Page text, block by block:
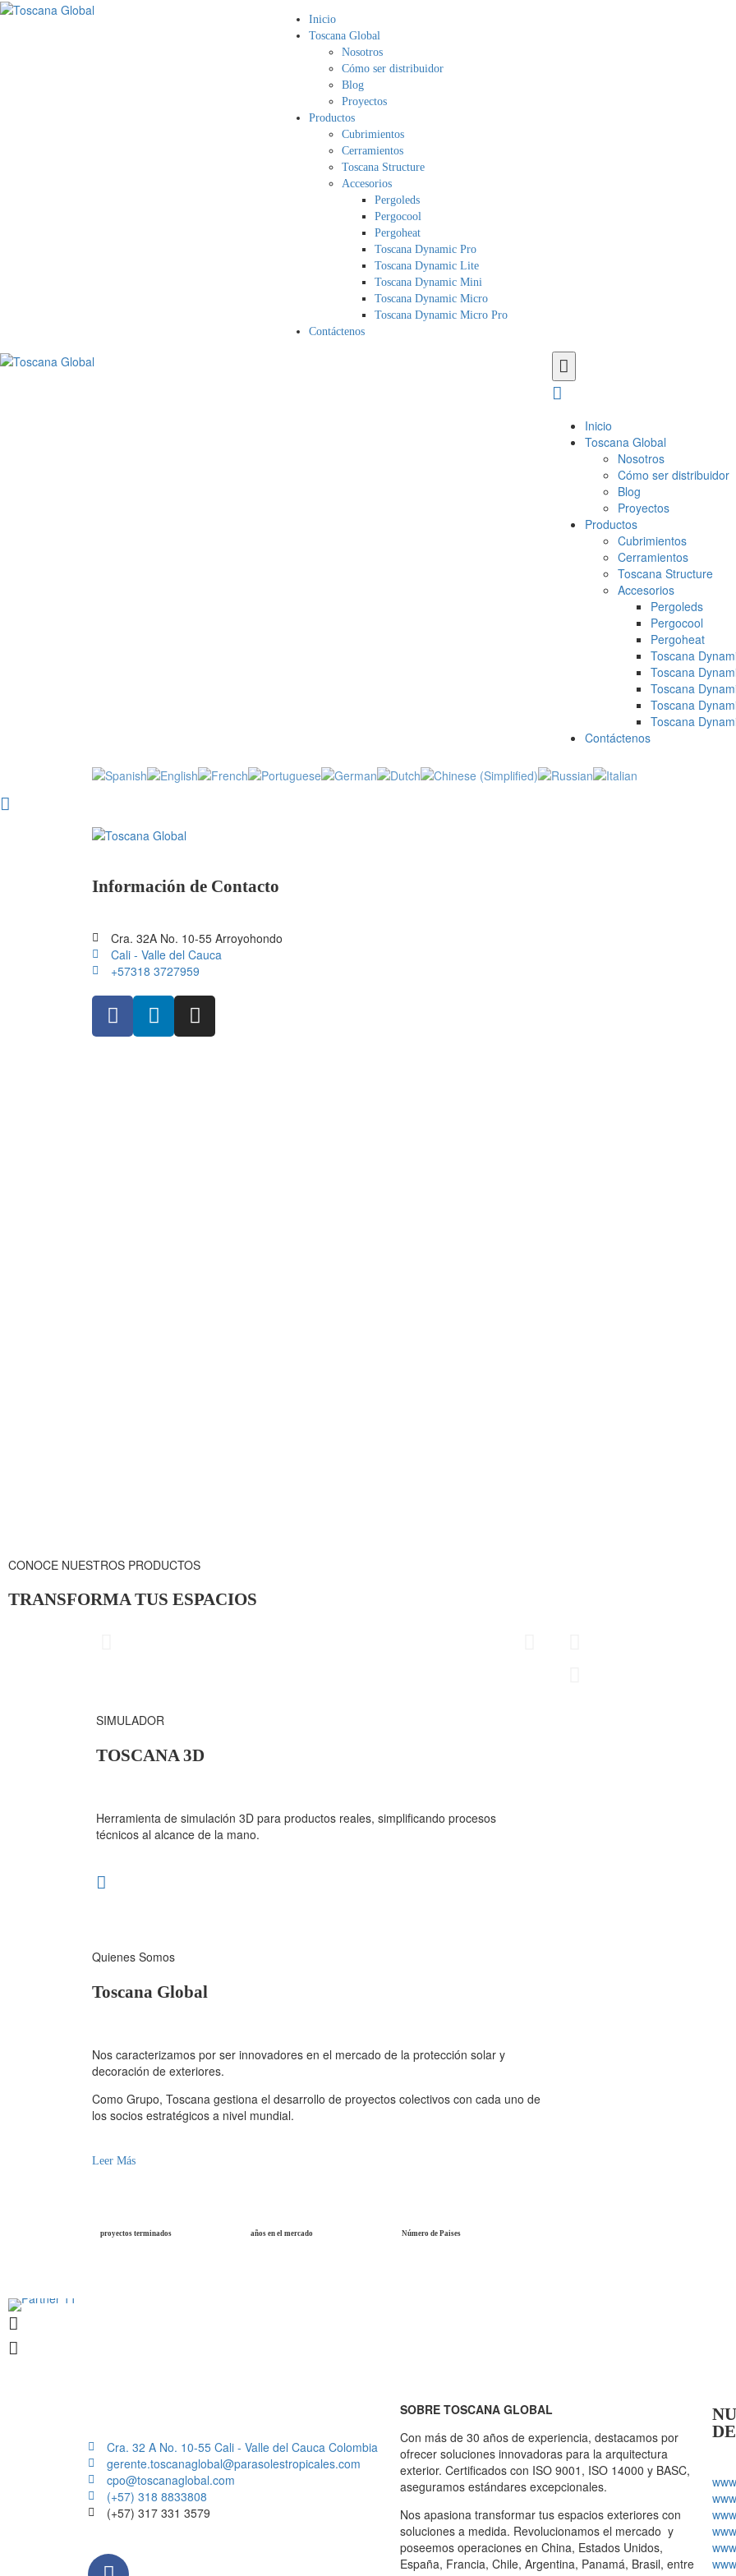
Inicio
Toscana Global
Nosotros
Cómo ser distribuidor
Blog
Proyectos
Productos
Cubrimientos
Cerramientos
Toscana Structure
Accesorios
Pergoleds
Pergocool
Pergoheat
Toscana Dynamic Pro
Toscana Dynamic Lite
Toscana Dynamic Mini
Toscana Dynamic Micro
Toscana Dynamic Micro Pro
Contáctenos
Inicio
Toscana Global
Nosotros
Cómo ser distribuidor
Blog
Proyectos
Productos
Cubrimientos
Cerramientos
Toscana Structure
Accesorios
Pergoleds
Pergocool
Pergoheat
Toscana
Toscana
Toscana
Toscana
Toscana
Contáctenos
Información de Contacto
Cra. 32A No. 10-55 Arroyohondo
Cali - Valle del Cauca
+57318 3727959
CONOCE NUESTROS PRODUCTOS
TRANSFORMA TUS ESPACIOS
SIMULADOR
TOSCANA 3D
Herramienta de simulación 3D para productos reales, simplificando procesos
técnicos al alcance de la mano.
Quienes Somos
Toscana Global
Nos caracterizamos por ser innovadores en el mercado de la protección solar y
decoración de exteriores.
Como Grupo, Toscana gestiona el desarrollo de proyectos colectivos con cada uno de
los socios estratégicos a nivel mundial.
Leer Más
proyectos terminados años en el mercado Número de Paises
Cra. 32 A No. 10-55 Cali - Valle del Cauca Colombia
gerente.toscanaglobal@parasolestropicales.com
cpo@toscanaglobal.com
(+57) 318 8833808
(+57) 317 331 3579
SOBRE TOSCANA GLOBAL
Con más de 30 años de experiencia, destacamos por
ofrecer soluciones innovadoras para la arquitectura
exterior. Certificados con ISO 9001, ISO 14000 y BASC,
aseguramos estándares excepcionales.
Nos apasiona transformar tus espacios exteriores con
soluciones a medida. Revolucionamos el mercado y
poseemos operaciones en China, Estados Unidos,
España, Francia, Chile, Argentina, Panamá, Brasil, entre